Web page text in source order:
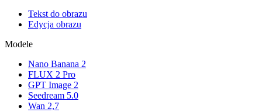
Tekst do obrazu
Edycja obrazu
Modele
Nano Banana 2
FLUX 2 Pro
GPT Image 2
Seedream 5.0
Wan 2,7